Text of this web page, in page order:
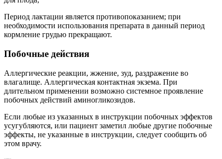
Период лактации является противопоказанием; при
необходимости использования препарата в данный период
кормление грудью прекращают.
Побочные действия
Аллергические реакции, жжение, зуд, раздражение во
влагалище. Аллергическая контактная экзема. При
длительном применении возможно системное проявление
побочных действий аминогликозидов.
Если любые из указанных в инструкции побочных эффектов
усугубляются, или пациент заметил любые другие побочные
эффекты, не указанные в инструкции, следует сообщить об
этом врачу.